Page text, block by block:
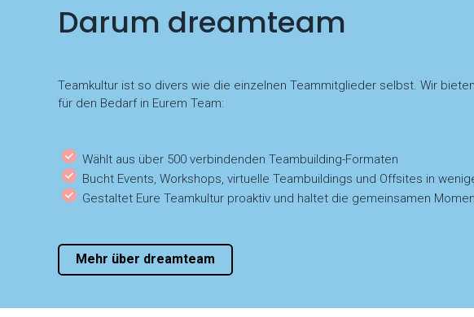
Darum dreamteam
Teamkultur ist so divers wie die einzelnen Teammitglieder selbst. Wir
für den Bedarf in Eurem Team:
Wählt aus über 500 verbindenden Teambuilding-Formaten
Bucht Events, Workshops, virtuelle Teambuildings und Offsites in
Gestaltet Eure Teamkultur proaktiv und haltet die gemeinsamen
Mehr über dreamteam